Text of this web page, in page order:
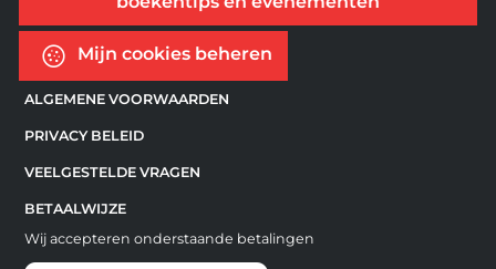
Mijn cookies beheren
ALGEMENE VOORWAARDEN
PRIVACY BELEID
VEELGESTELDE VRAGEN
BETAALWIJZE
Wij accepteren onderstaande betalingen